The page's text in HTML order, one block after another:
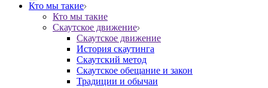
Кто мы такие
Кто мы такие
Скаутское движение
Скаутское движение
История скаутинга
Скаутский метод
Скаутское обещание и закон
Традиции и обычаи